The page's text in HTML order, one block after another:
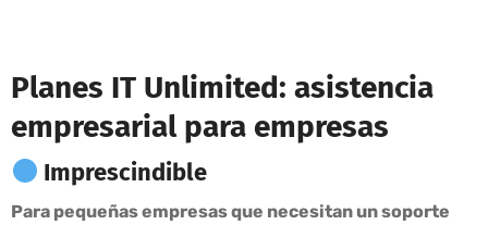
Planes IT Unlimited: asistencia
empresarial para empresas
Imprescindible
Para pequeñas empresas que necesitan un soporte